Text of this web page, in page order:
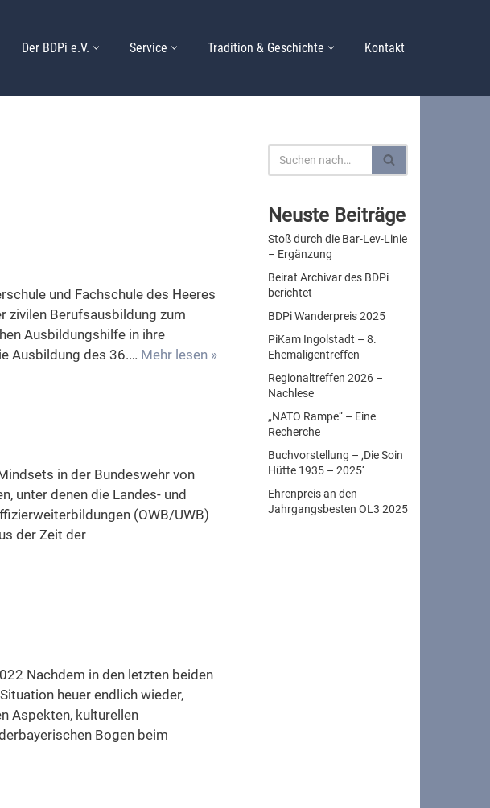
Der BDPi e.V. Service Tradition & Geschichte Kontakt
und Fachschule des Heeres
zivilen Berufsausbildung zum
Ausbildungshilfe in ihre
Ausbildung des 36.… Mehr lesen »
in der Bundeswehr von
unter denen die Landes- und
(OWB/UWB)
der Zeit der
Nachdem in den letzten beiden
heuer endlich wieder,
Aspekten, kulturellen
Bogen beim
Neuste Beiträge
Stoß durch die Bar-Lev-Linie
– Ergänzung
Beirat Archivar des BDPi
berichtet
BDPi Wanderpreis 2025
PiKam Ingolstadt – 8.
Ehemaligentreffen
Regionaltreffen 2026 –
Nachlese
„NATO Rampe“ – Eine
Recherche
Buchvorstellung – ‚Die Soin
Hütte 1935 – 2025‘
Ehrenpreis an den
Jahrgangsbesten OL3 2025